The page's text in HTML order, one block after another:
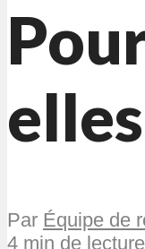
Par Équipe de
4 min de lecture